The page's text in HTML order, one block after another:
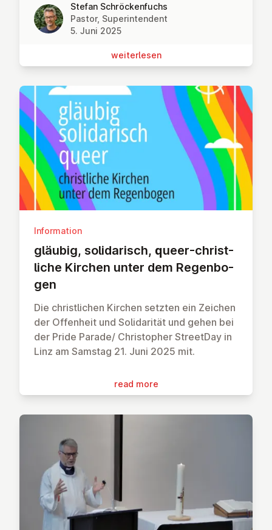
Stefan Schröckenfuchs
Pastor, Superintendent
5. Juni 2025
wei­ter­le­sen
Information
gläubig, solid­ar­isch, queer-christ­
liche Kirchen unter dem Re­gen­bo­
gen
Die christlichen Kirchen setzten ein Zeichen
der Offenheit und Solidarität und gehen bei
der Pride Parade/ Christopher StreetDay in
Linz am Samstag 21. Juni 2025 mit.
read more